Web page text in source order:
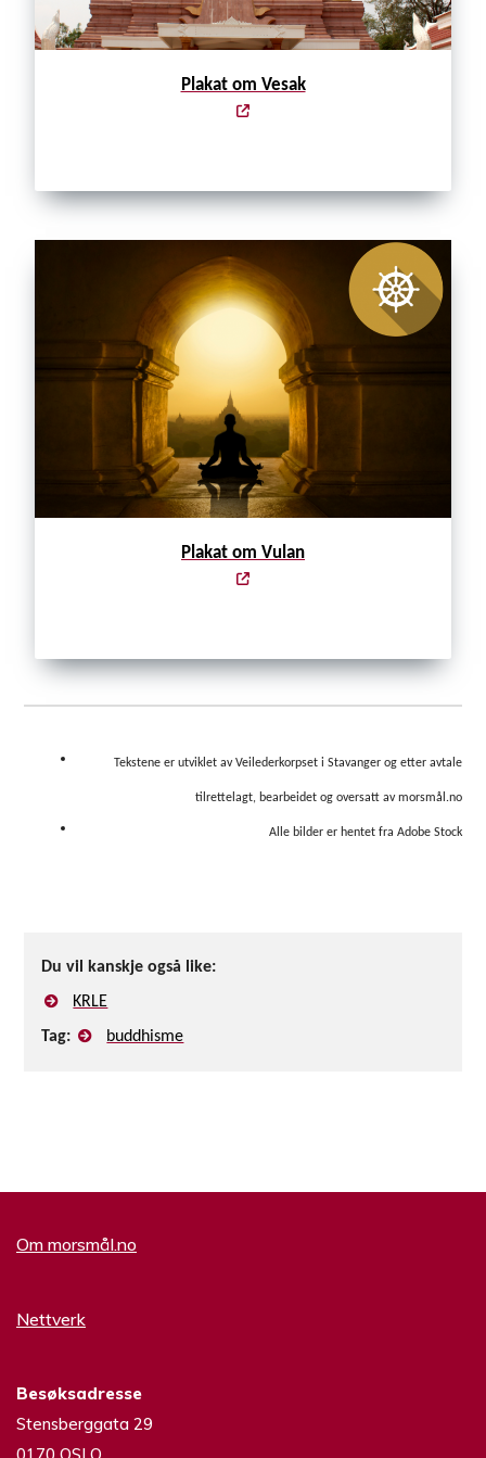
Plakat om Vesak
Plakat om Vulan
Tekstene er utviklet av Veilederkorpset i Stavanger og etter avtale
tilrettelagt, bearbeidet og oversatt av morsmål.no
Alle bilder er hentet fra Adobe Stock
Du vil kanskje også like:
KRLE
Tag:
buddhisme
Om morsmål.no
Nettverk
Besøksadresse
Stensberggata 29
0170 OSLO